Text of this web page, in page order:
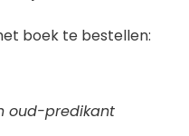
boek te bestellen:
oud-predikant